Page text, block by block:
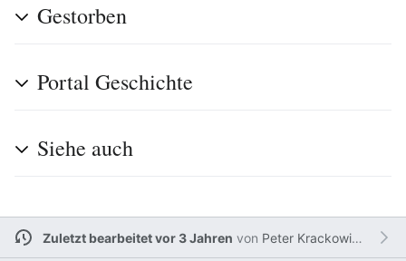
Gestorben
Portal Geschichte
Siehe auch
Zuletzt bearbeitet vor 3 Jahren von Peter Krackowizer